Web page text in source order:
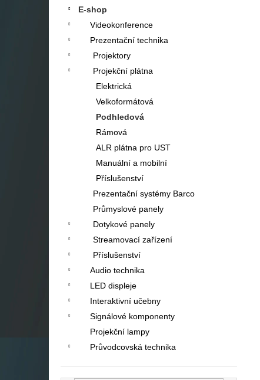
E-shop
Videokonference
Prezentační technika
Projektory
Projekční plátna
Elektrická
Velkoformátová
Podhledová
Rámová
ALR plátna pro UST
Manuální a mobilní
Příslušenství
Prezentační systémy Barco
Průmyslové panely
Dotykové panely
Streamovací zařízení
Příslušenství
Audio technika
LED displeje
Interaktivní učebny
Signálové komponenty
Projekční lampy
Průvodcovská technika